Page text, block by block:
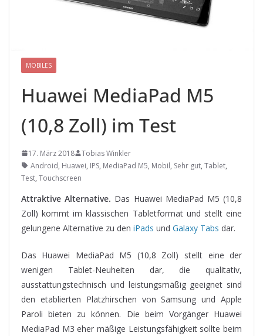
MOBILES
Huawei MediaPad M5
(10,8 Zoll) im Test
17. März 2018
Tobias Winkler
Android, Huawei, IPS, MediaPad M5, Mobil, Sehr gut, Tablet,
Test, Touchscreen
Attraktive Alternative. Das Huawei MediaPad M5 (10,8
Zoll) kommt im klassischen Tabletformat und stellt eine
gelungene Alternative zu den iPads und Galaxy Tabs dar.
Das Huawei MediaPad M5 (10,8 Zoll) stellt eine der
wenigen Tablet-Neuheiten dar, die qualitativ,
ausstattungstechnisch und leistungsmäßig geeignet sind
den etablierten Platzhirschen von Samsung und Apple
Paroli bieten zu können. Die beim Vorgänger Huawei
MediaPad M3 eher mäßige Leistungsfähigkeit sollte beim